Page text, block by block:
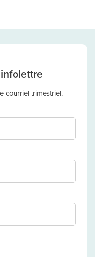
courriel trimestriel.